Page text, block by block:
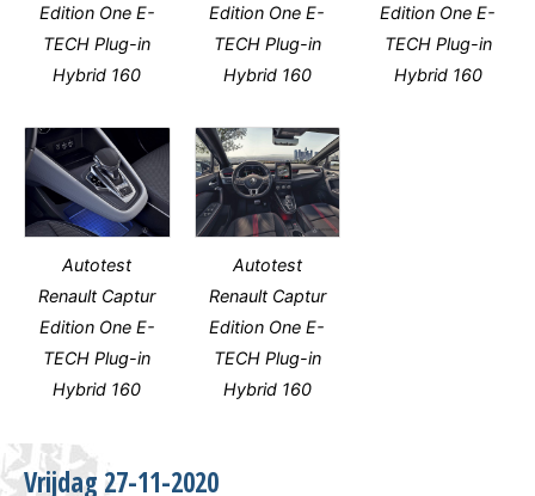
Edition One E-
TECH Plug-in
Hybrid 160
Edition One E-
TECH Plug-in
Hybrid 160
Edition One E-
TECH Plug-in
Hybrid 160
Autotest
Renault Captur
Edition One E-
TECH Plug-in
Hybrid 160
Autotest
Renault Captur
Edition One E-
TECH Plug-in
Hybrid 160
Vrijdag 27-11-2020